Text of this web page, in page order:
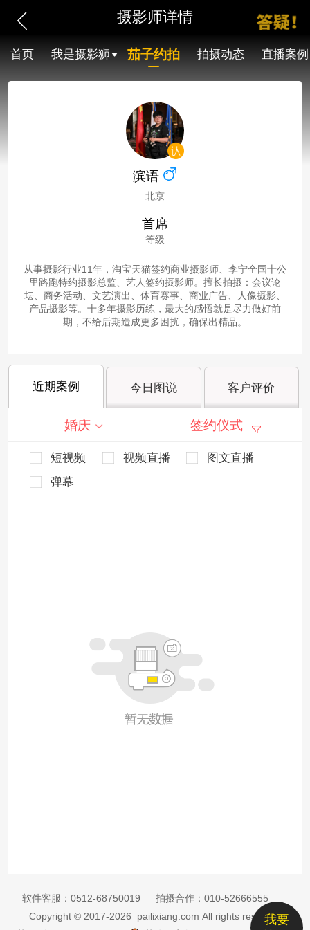
摄影师详情
首页 我是摄影狮 茄子约拍 拍摄动态 直播案例
滨语
北京
首席
等级
从事摄影行业11年，淘宝天猫签约商业摄影师、李宁全国十公
里路跑特约摄影总监、艺人签约摄影师。擅长拍摄：会议论
坛、商务活动、文艺演出、体育赛事、商业广告、人像摄影、
产品摄影等。十多年摄影历练，最大的感悟就是尽力做好前
期，不给后期造成更多困扰，确保出精品。
近期案例 今日图说 客户评价
婚庆 签约仪式
短视频 视频直播
图文直播
弹幕
我要
软件客服： 0512-68750019 拍摄合作： 010-52666555
Copyright © 2017-2026 pailixiang.com All rights reserved